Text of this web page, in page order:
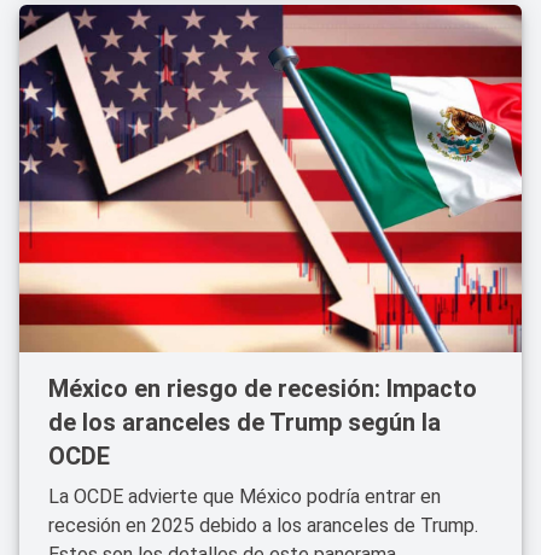
México en riesgo de recesión: Impacto
de los aranceles de Trump según la
OCDE
La OCDE advierte que México podría entrar en
recesión en 2025 debido a los aranceles de Trump.